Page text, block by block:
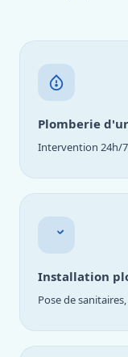
Plomberie
Intervention 24h/
Installation
Pose de